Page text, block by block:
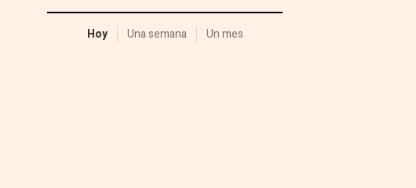
Hoy Una semana Un mes